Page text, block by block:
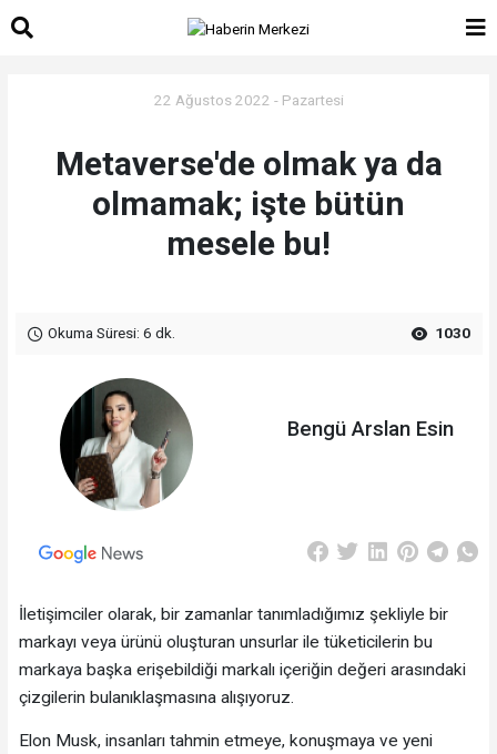
22 Ağustos 2022 - Pazartesi
Metaverse'de olmak ya da
olmamak; işte bütün
mesele bu!
Okuma Süresi: 6 dk. 1030
Bengü Arslan Esin
İletişimciler olarak, bir zamanlar tanımladığımız şekliyle bir
markayı veya ürünü oluşturan unsurlar ile tüketicilerin bu
markaya başka erişebildiği markalı içeriğin değeri arasındaki
çizgilerin bulanıklaşmasına alışıyoruz.
Elon Musk, insanları tahmin etmeye, konuşmaya ve yeni